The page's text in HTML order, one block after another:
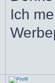
Ich